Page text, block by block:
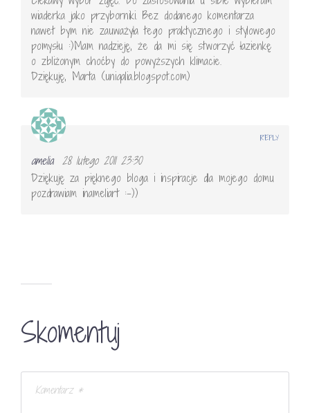
wiaderka jako przyborniki. Bez dodanego komentarza
nawet bym nie zauważyła tego praktycznego i stylowego
pomysłu :)Mam nadzieję, że da mi się stworzyć łazienkę
o zbliżonym choćby do powyższych klimacie.
Dziękuję, Marta (uniqalia.blogspot.com)
amelia 28 lutego 2011 23:30
Dziękuję za pięknego bloga i inspiracje dla mojego domu
pozdrawiam inameliart :-))
REPLY
Skomentuj